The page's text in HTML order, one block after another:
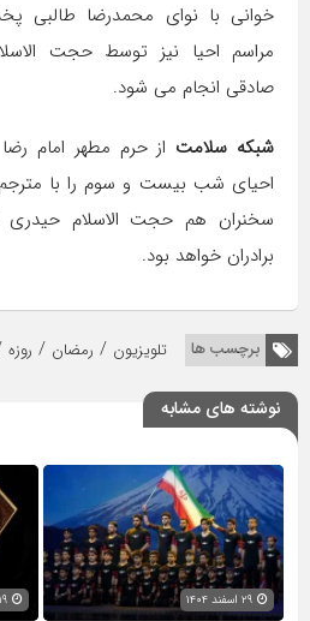
خوانی با نوای محمدرضا طالبی
مراسم احیا نیز توسط حجت
صادقی انجام می شود.
شبکه سلامت از حرم مطهر امام
احیای شب بیست و سوم را با
سخنران هم حجت الاسلام
برادران خواهد بود.
برچسب ها تلویزیون / رمضان / روزه
نوشته های مشابه